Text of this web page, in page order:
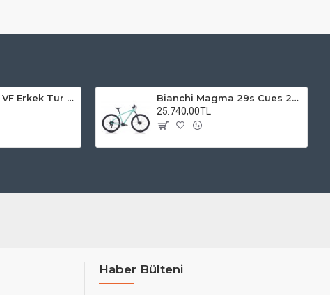
Kadro 28 Jant VF Erkek Tur Şehir Bisiklet Uyumlu
Bianchi Magma 29s Cues 2x9s Dağ Bisikleti
25.740,00TL
Haber Bülteni